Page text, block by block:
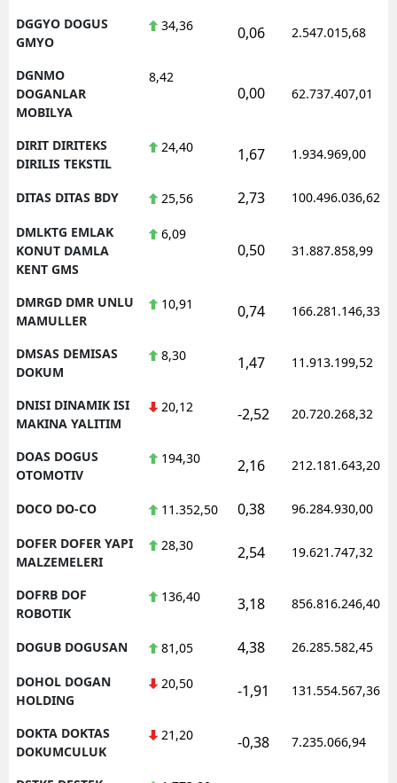
DGGYO DOGUS
GMYO
34,36 0,06 2.547.015,68
DGNMO
DOGANLAR
MOBILYA
8,42
0,00 62.737.407,01
DIRIT DIRITEKS
DIRILIS TEKSTIL
24,40 1,67 1.934.969,00
DITAS DITAS BDY 25,56 2,73 100.496.036,62
DMLKTG EMLAK
KONUT DAMLA
KENT GMS
6,09
0,50 31.887.858,99
DMRGD DMR UNLU
MAMULLER
10,91 0,74 166.281.146,33
DMSAS DEMISAS
DOKUM
8,30 1,47 11.913.199,52
DNISI DINAMIK ISI
MAKINA YALITIM
20,12 -2,52 20.720.268,32
DOAS DOGUS
OTOMOTIV
194,30 2,16 212.181.643,20
DOCO DO-CO 11.352,50 0,38 96.284.930,00
DOFER DOFER YAPI
MALZEMELERI
28,30 2,54 19.621.747,32
DOFRB DOF
ROBOTIK
136,40 3,18 856.816.246,40
DOGUB DOGUSAN 81,05 4,38 26.285.582,45
DOHOL DOGAN
HOLDING
20,50 -1,91 131.554.567,36
DOKTA DOKTAS
DOKUMCULUK
21,20 -0,38 7.235.066,94